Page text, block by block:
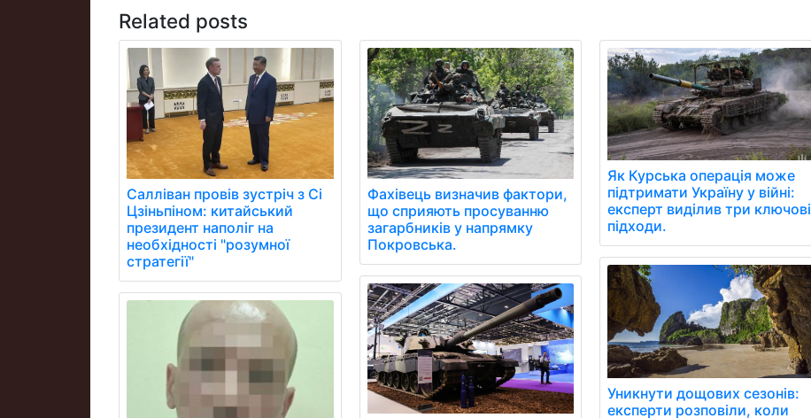
Related posts
Салліван провів зустріч з Сі
Цзіньпіном: китайський
президент наполіг на
необхідності "розумної
стратегії"
Фахівець визначив фактори,
що сприяють просуванню
загарбників у напрямку
Покровська.
Як Курська операція може
підтримати Україну у війні:
експерт виділив три ключові
підходи.
Уникнути дощових сезонів:
експерти розповіли, коли